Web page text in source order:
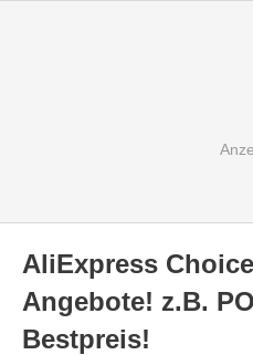
AliExpress
Angebote! z.B.
Bestpreis!